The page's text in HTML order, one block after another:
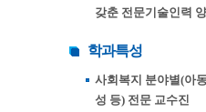
갖춘 전문기술인력
학과특성
사회복지 분야별(아
성 등) 전문 교수진